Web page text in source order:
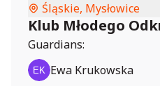
Śląskie, Mysłowice
Guardians:
Ewa Krukowska